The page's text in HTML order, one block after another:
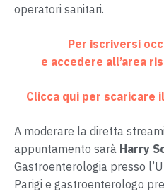
operatori sanitari.
Per iscriversi
e accedere all’area
Clicca qui per scaricare
A moderare la diretta
appuntamento sarà Harry
Gastroenterologia presso
Parigi e gastroenterologo